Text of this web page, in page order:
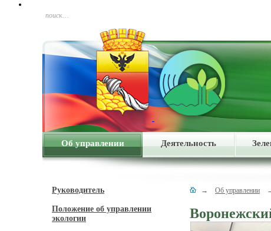
поиск…
Об управлении Деятельность
Руководитель
Положение об управлении
экологии
→ Об управлении